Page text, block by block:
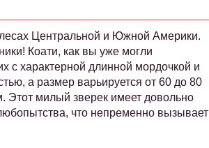
Центральной и Южной Америки.
Коати, как вы уже могли
с характерной длинной мордочкой и
а размер варьируется от 60 до 80
Этот милый зверек имеет довольно
что непременно вызывает